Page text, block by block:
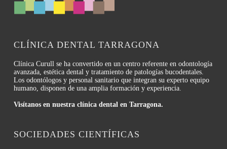
CLÍNICA DENTAL TARRAGONA
Clínica Curull se ha convertido en un centro referente en odontología
avanzada, estética dental y tratamiento de patologías bucodentales.
Los odontólogos y personal sanitario que integran su experto equipo
humano, disponen de una amplia formación y experiencia.
Visítanos en nuestra clínica dental en Tarragona.
SOCIEDADES CIENTÍFICAS